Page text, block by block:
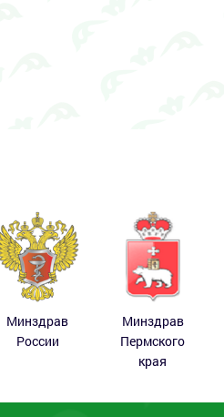
Минздрав
России
Минздрав
Пермского
края